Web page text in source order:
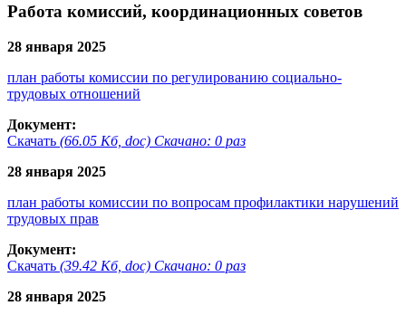
Работа комиссий, координационных советов
28 января 2025
план работы комиссии по регулированию социально-
трудовых отношений
Документ:
Скачать (66.05 Кб, doc) Скачано: 0 раз
28 января 2025
план работы комиссии по вопросам профилактики нарушений
трудовых прав
Документ:
Скачать (39.42 Кб, doc) Скачано: 0 раз
28 января 2025